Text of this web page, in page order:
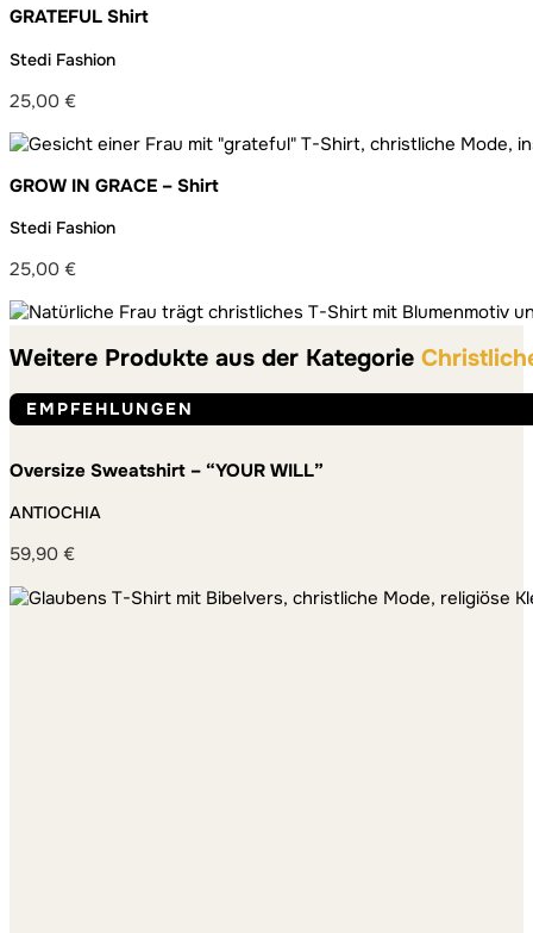
GRATEFUL Shirt
Stedi Fashion
25,00 €
GROW IN GRACE – Shirt
Stedi Fashion
25,00 €
Weitere Produkte aus der Kategorie
EMPFEHLUNGEN
Oversize Sweatshirt – “YOUR WILL”
ANTIOCHIA
59,90 €